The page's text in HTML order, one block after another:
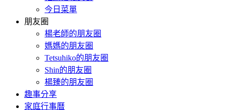
今日菜單
朋友圈
楊老師的朋友圈
媽媽的朋友圈
Tetsuhiko的朋友圈
Shin的朋友圈
楊臻的朋友圈
趣事分享
家庭行事曆